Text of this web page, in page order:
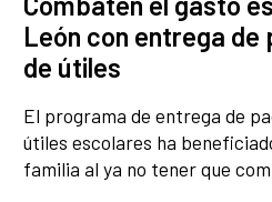
León con entrega de
de útiles
El programa de entrega de
útiles escolares ha
familia al ya no tener que